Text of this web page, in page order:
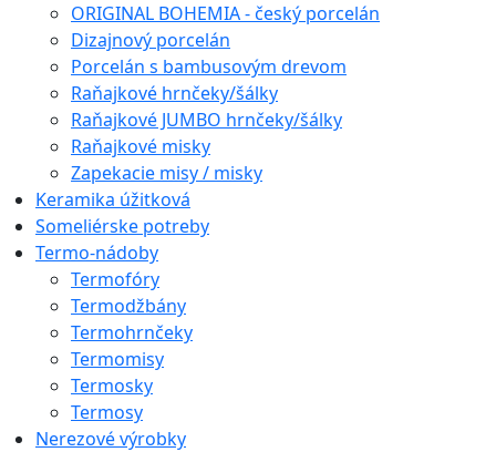
ORIGINAL BOHEMIA - český porcelán
Dizajnový porcelán
Porcelán s bambusovým drevom
Raňajkové hrnčeky/šálky
Raňajkové JUMBO hrnčeky/šálky
Raňajkové misky
Zapekacie misy / misky
Keramika úžitková
Someliérske potreby
Termo-nádoby
Termofóry
Termodžbány
Termohrnčeky
Termomisy
Termosky
Termosy
Nerezové výrobky